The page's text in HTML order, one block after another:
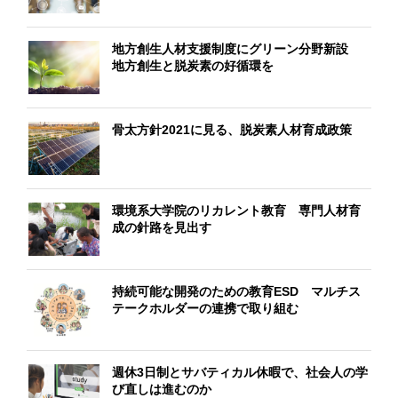
地方創生人材支援制度にグリーン分野新設
地方創生と脱炭素の好循環を
骨太方針2021に見る、脱炭素人材育成政策
環境系大学院のリカレント教育 専門人材育
成の針路を見出す
持続可能な開発のための教育ESD マルチス
テークホルダーの連携で取り組む
週休3日制とサバティカル休暇で、社会人の学
び直しは進むのか